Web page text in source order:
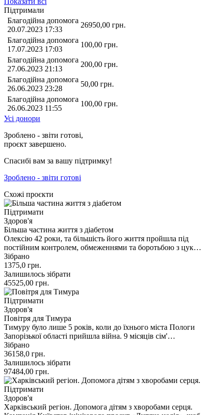
Підтримали
Благодійна допомога
20.07.2023 17:33
26950,00 грн.
Благодійна допомога
17.07.2023 17:03
100,00 грн.
Благодійна допомога
27.06.2023 21:13
200,00 грн.
Благодійна допомога
26.06.2023 23:28
50,00 грн.
Благодійна допомога
26.06.2023 11:55
100,00 грн.
Усі донори
Зроблено - звіти готові,
проєкт завершено.
Спасибі вам за вашу підтримку!
Зроблено - звіти готові
Схожі проєкти
Підтримати
Здоров'я
Більша частина життя з діабетом
Олексію 42 роки, та більшість його життя пройшла під
постійним контролем, обмеженнями та боротьбою з цук…
Зібрано
1375,0 грн.
Залишилось зібрати
45525,00 грн.
Підтримати
Здоров'я
Повітря для Тимура
Тимуру було лише 5 років, коли до їхнього міста Пологи
Запорізької області прийшла війна. 9 місяців сім'…
Зібрано
36158,0 грн.
Залишилось зібрати
97484,00 грн.
Підтримати
Здоров'я
Харківський регіон. Допомога дітям з хворобами серця.